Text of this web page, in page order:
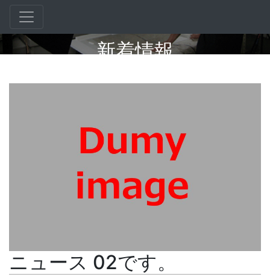
新着情報
ニュース 02です。